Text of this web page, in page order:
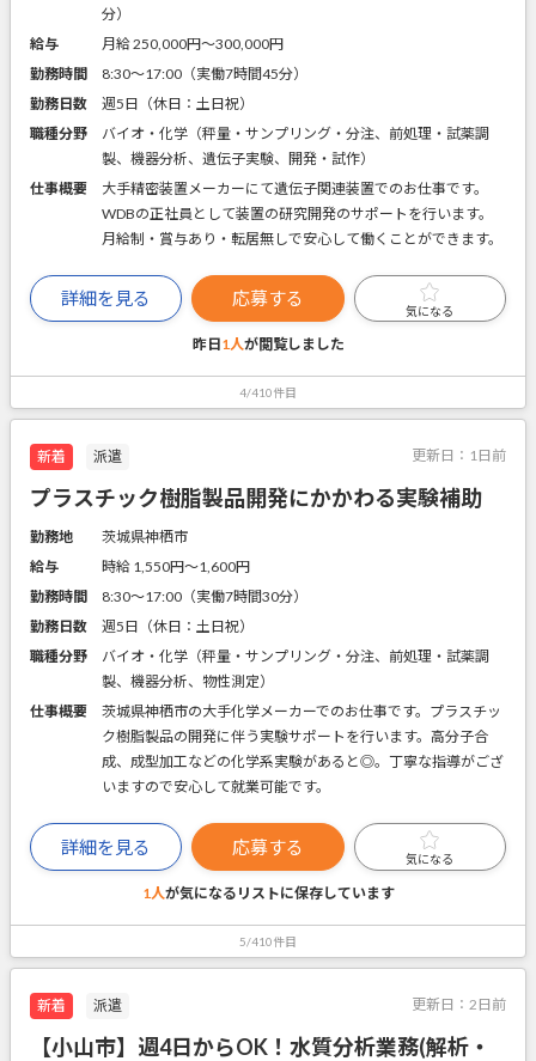
分）
給与
月給 250,000円〜300,000円
勤務時間
8:30～17:00（実働7時間45分）
勤務日数
週5日（休日：土日祝）
職種分野
バイオ・化学（秤量・サンプリング・分注、前処理・試薬調
製、機器分析、遺伝子実験、開発・試作）
仕事概要
大手精密装置メーカーにて遺伝子関連装置でのお仕事です。
WDBの正社員として装置の研究開発のサポートを行います。
月給制・賞与あり・転居無しで安心して働くことができます。
詳細を見る 応募する
気になる
昨日1人が閲覧しました
4/410件目
新着 派遣 更新日： 1日前
プラスチック樹脂製品開発にかかわる実験補助
勤務地
茨城県神栖市
給与
時給 1,550円〜1,600円
勤務時間
8:30～17:00（実働7時間30分）
勤務日数
週5日（休日：土日祝）
職種分野
バイオ・化学（秤量・サンプリング・分注、前処理・試薬調
製、機器分析、物性測定）
仕事概要
茨城県神栖市の大手化学メーカーでのお仕事です。プラスチッ
ク樹脂製品の開発に伴う実験サポートを行います。高分子合
成、成型加工などの化学系実験があると◎。丁寧な指導がござ
いますので安心して就業可能です。
詳細を見る 応募する
気になる
1人が気になるリストに保存しています
5/410件目
新着 派遣 更新日： 2日前
【小山市】週4日からOK！水質分析業務(解析・